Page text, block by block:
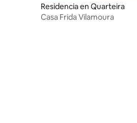
Residencia en Quarteira
Casa Frida Vilamoura